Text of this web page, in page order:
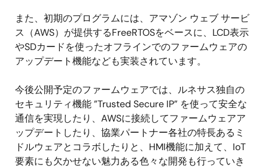
また、初期のプログラムには、アマゾン ウェブ サービ
ス（AWS）が提供するFreeRTOSをベースに、LCD表示
やSDカードを使ったオフラインでのファームウェアの
アップデート機能なども実装されています。
今後公開予定のファームウェアでは、ルネサス独自の
セキュリティ機能 ”Trusted Secure IP” を使って安全な
通信を実現したり、AWSに接続してファームウェアア
ップデートしたり、協業パートナー各社の特長あるミ
ドルウェアとコラボしたりと、HMI機能に加えて、IoT
要素にも欠かせない魅力ある色々な開発も行っていき